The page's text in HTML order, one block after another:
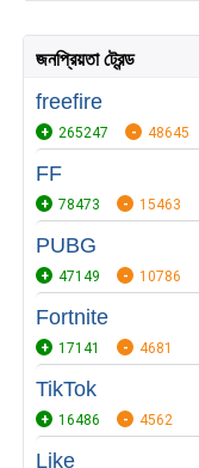
জনপ্রিয়তা ট্রেন্ড
freefire
265247 48645
FF
78473 15463
PUBG
47149 10786
Fortnite
17141 4681
TikTok
16486 4562
Like